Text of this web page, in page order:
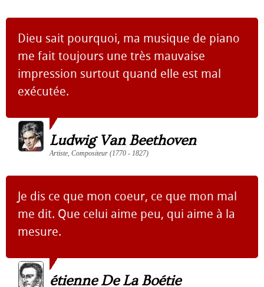
Dieu sait pourquoi, ma musique de piano
me fait toujours une très mauvaise
impression surtout quand elle est mal
exécutée.
Ludwig Van Beethoven
Artiste, Compositeur (1770 - 1827)
Je dis ce que mon coeur, ce que mon mal
me dit. Que celui aime peu, qui aime à la
mesure.
étienne De La Boétie